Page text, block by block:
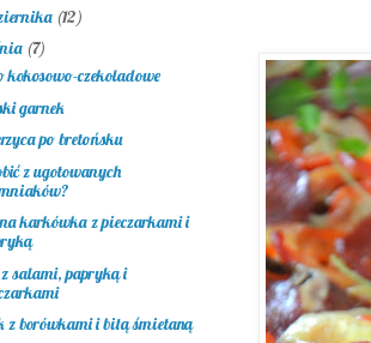
(12)
(7)
kokosowo-czekoladowe
garnek
po bretońsku
z ugotowanych
karkówka z pieczarkami i
salami, papryką i
z borówkami i bitą śmietaną